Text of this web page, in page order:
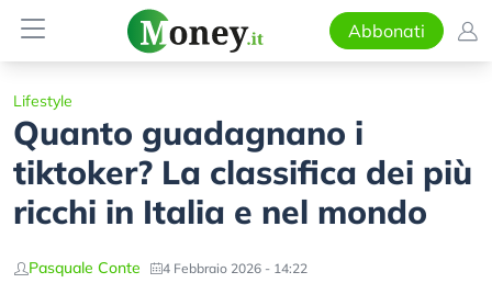
Abbonati
Lifestyle
Quanto guadagnano i
tiktoker? La classifica dei più
ricchi in Italia e nel mondo
Pasquale Conte 4 Febbraio 2026 - 14:22